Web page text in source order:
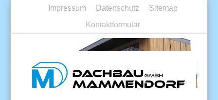
Impressum Datenschutz
Sitemap
Kontaktformular